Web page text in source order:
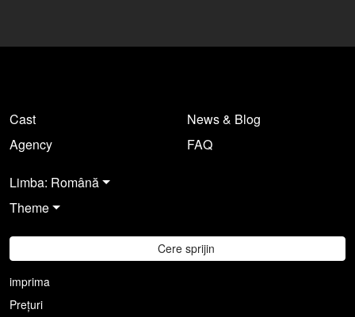
Cast
Agency
News & Blog
FAQ
Limba: Română
Theme
Cere sprijin
imprima
Prețuri